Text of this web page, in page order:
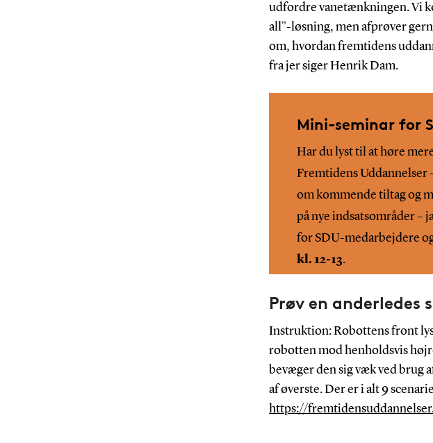
udfordre vanetænkningen. Vi
all”-løsning, men afprøver
om, hvordan fremtidens
fra jer siger Henrik Dam.
Mini-seminar for
Har du lyst til at høre
Fremtidens Uddannelser
om kommende tiltag og
på nye indsatsområder –
for SDU-medarbejdere
kl. 12-13.
Prøv en
Instruktion: Robottens front
robotten mod henholdsvis
bevæger den sig væk ved brug
af øverste. Der er i alt 9
https://